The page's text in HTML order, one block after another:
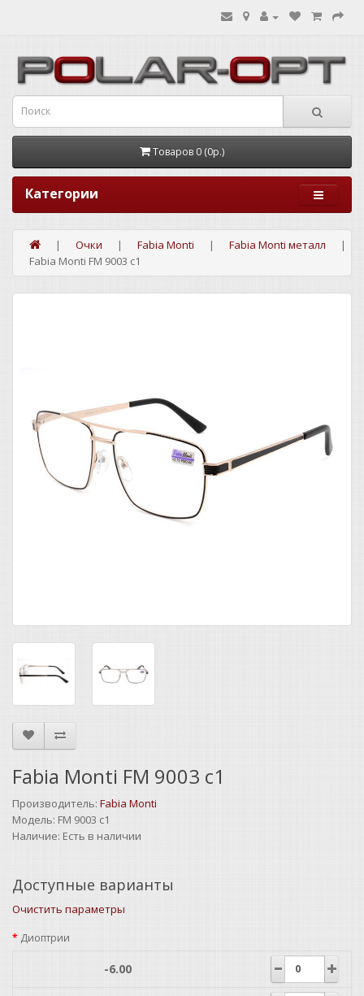
Товаров 0 (0р.)
Категории
Очки Fabia Monti
Fabia Monti металл
Fabia Monti FM 9003 c1
Fabia Monti FM 9003 c1
Производитель: Fabia Monti
Модель: FM 9003 c1
Наличие: Есть в наличии
Доступные варианты
Очистить параметры
Диоптрии
-6.00